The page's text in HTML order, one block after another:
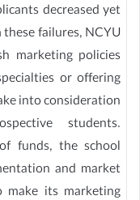
decreased yet
failures, NCYU
marketing policies
or offering
into consideration
students.
funds, the school
and market
its marketing